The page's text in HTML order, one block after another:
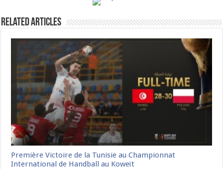
Related Articles
Première Victoire de la Tunisie au Championnat
International de Handball au Koweït